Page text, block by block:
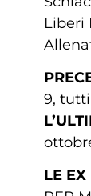
Liberi
9, tutti
LE